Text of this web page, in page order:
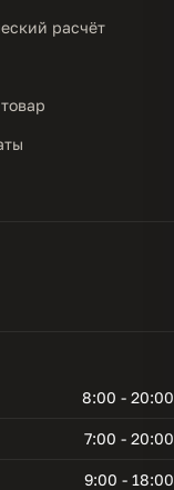
расчёт
8:00 - 20:00
7:00 - 20:00
9:00 - 18:00